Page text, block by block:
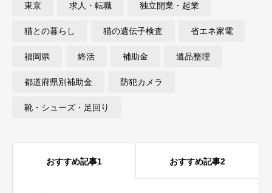
東京 求人・転職 独立開業・起業
猫との暮らし 猫の遺伝子検査 省エネ家電
福岡県 終活 補助金 遺品整理
都道府県別補助金 防犯カメラ
靴・シューズ・足回り
おすすめ記事1 おすすめ記事2